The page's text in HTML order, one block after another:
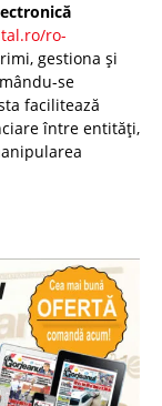
ro-
gestiona și
se
facilitează
între entități,